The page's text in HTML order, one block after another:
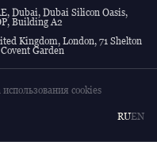
Dubai, Dubai Silicon Oasis,
Building A2
Kingdom, London, 71 Shelton
Garden
cookies
RUEN